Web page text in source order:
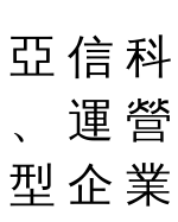
亞 信
、 運
型 企